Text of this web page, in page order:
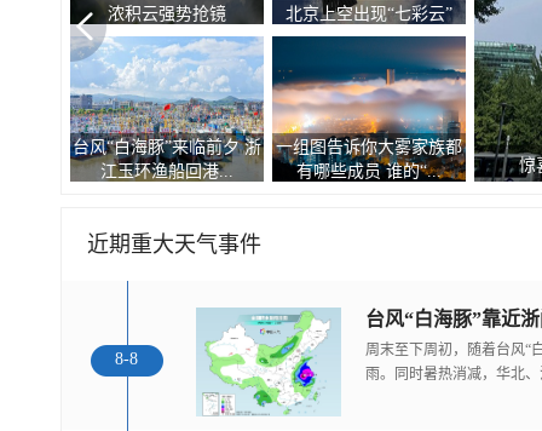
浓积云强势抢镜
北京上空出现“七彩云”
台风“白海豚”来临前夕 浙
江玉环渔船回港...
一组图告诉你大雾家族都
有哪些成员 谁的“...
惊
近期重大天气事件
8-8
台风“白海豚”靠近
周末至下周初，随着台风“
雨。同时暑热消减，华北